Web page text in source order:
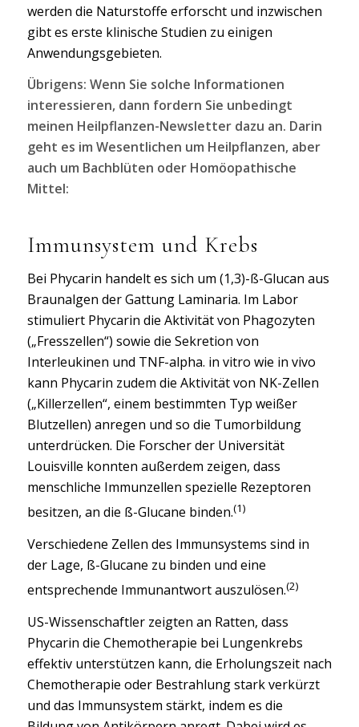
werden die Naturstoffe erforscht und inzwischen
gibt es erste klinische Studien zu einigen
Anwendungsgebieten.
Übrigens: Wenn Sie solche Informationen
interessieren, dann fordern Sie unbedingt
meinen Heilpflanzen-Newsletter dazu an. Darin
geht es im Wesentlichen um Heilpflanzen, aber
auch um Bachblüten oder Homöopathische
Mittel:
Immunsystem und Krebs
Bei Phycarin handelt es sich um (1,3)-ß-Glucan aus
Braunalgen der Gattung Laminaria. Im Labor
stimuliert Phycarin die Aktivität von Phagozyten
(„Fresszellen“) sowie die Sekretion von
Interleukinen und TNF-alpha. in vitro wie in vivo
kann Phycarin zudem die Aktivität von NK-Zellen
(„Killerzellen“, einem bestimmten Typ weißer
Blutzellen) anregen und so die Tumorbildung
unterdrücken. Die Forscher der Universität
Louisville konnten außerdem zeigen, dass
menschliche Immunzellen spezielle Rezeptoren
besitzen, an die ß-Glucane binden.(1)
Verschiedene Zellen des Immunsystems sind in
der Lage, ß-Glucane zu binden und eine
entsprechende Immunantwort auszulösen.(2)
US-Wissenschaftler zeigten an Ratten, dass
Phycarin die Chemotherapie bei Lungenkrebs
effektiv unterstützen kann, die Erholungszeit nach
Chemotherapie oder Bestrahlung stark verkürzt
und das Immunsystem stärkt, indem es die